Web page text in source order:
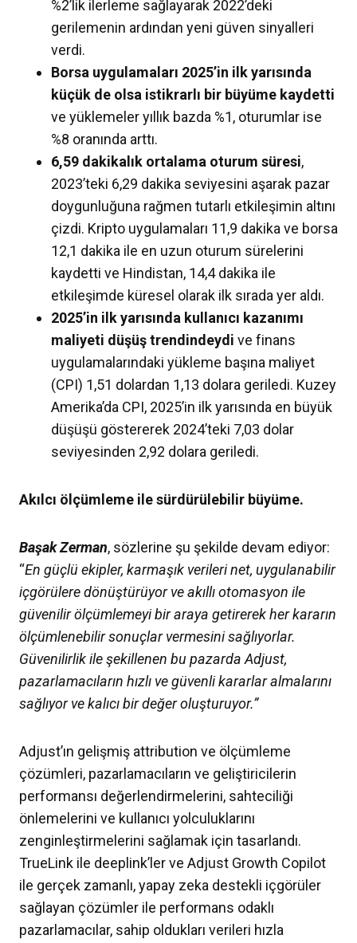
%2’lik ilerleme sağlayarak 2022’deki
gerilemenin ardından yeni güven sinyalleri
verdi.
Borsa uygulamaları 2025’in ilk yarısında
küçük de olsa istikrarlı bir büyüme kaydetti
ve yüklemeler yıllık bazda %1, oturumlar ise
%8 oranında arttı.
6,59 dakikalık ortalama oturum süresi,
2023’teki 6,29 dakika seviyesini aşarak pazar
doygunluğuna rağmen tutarlı etkileşimin altını
çizdi. Kripto uygulamaları 11,9 dakika ve borsa
12,1 dakika ile en uzun oturum sürelerini
kaydetti ve Hindistan, 14,4 dakika ile
etkileşimde küresel olarak ilk sırada yer aldı.
2025’in ilk yarısında kullanıcı kazanımı
maliyeti düşüş trendindeydi ve finans
uygulamalarındaki yükleme başına maliyet
(CPI) 1,51 dolardan 1,13 dolara geriledi. Kuzey
Amerika’da CPI, 2025’in ilk yarısında en büyük
düşüşü göstererek 2024’teki 7,03 dolar
seviyesinden 2,92 dolara geriledi.
Akılcı ölçümleme ile sürdürülebilir büyüme.
Başak Zerman, sözlerine şu şekilde devam ediyor:
“En güçlü ekipler, karmaşık verileri net, uygulanabilir
içgörülere dönüştürüyor ve akıllı otomasyon ile
güvenilir ölçümlemeyi bir araya getirerek her kararın
ölçümlenebilir sonuçlar vermesini sağlıyorlar.
Güvenilirlik ile şekillenen bu pazarda Adjust,
pazarlamacıların hızlı ve güvenli kararlar almalarını
sağlıyor ve kalıcı bir değer oluşturuyor.”
Adjust’ın gelişmiş attribution ve ölçümleme
çözümleri, pazarlamacıların ve geliştiricilerin
performansı değerlendirmelerini, sahteciliği
önlemelerini ve kullanıcı yolculuklarını
zenginleştirmelerini sağlamak için tasarlandı.
TrueLink ile deeplink’ler ve Adjust Growth Copilot
ile gerçek zamanlı, yapay zeka destekli içgörüler
sağlayan çözümler ile performans odaklı
pazarlamacılar, sahip oldukları verileri hızla